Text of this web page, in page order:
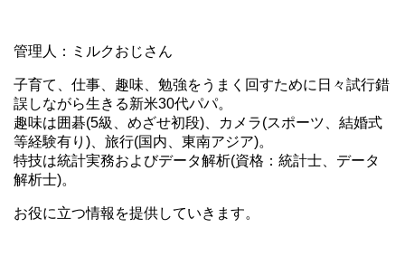
管理人：ミルクおじさん
子育て、仕事、趣味、勉強をうまく回すために日々試行錯
誤しながら生きる新米30代パパ。
趣味は囲碁(5級、めざせ初段)、カメラ(スポーツ、結婚式
等経験有り)、旅行(国内、東南アジア)。
特技は統計実務およびデータ解析(資格：統計士、データ
解析士)。
お役に立つ情報を提供していきます。